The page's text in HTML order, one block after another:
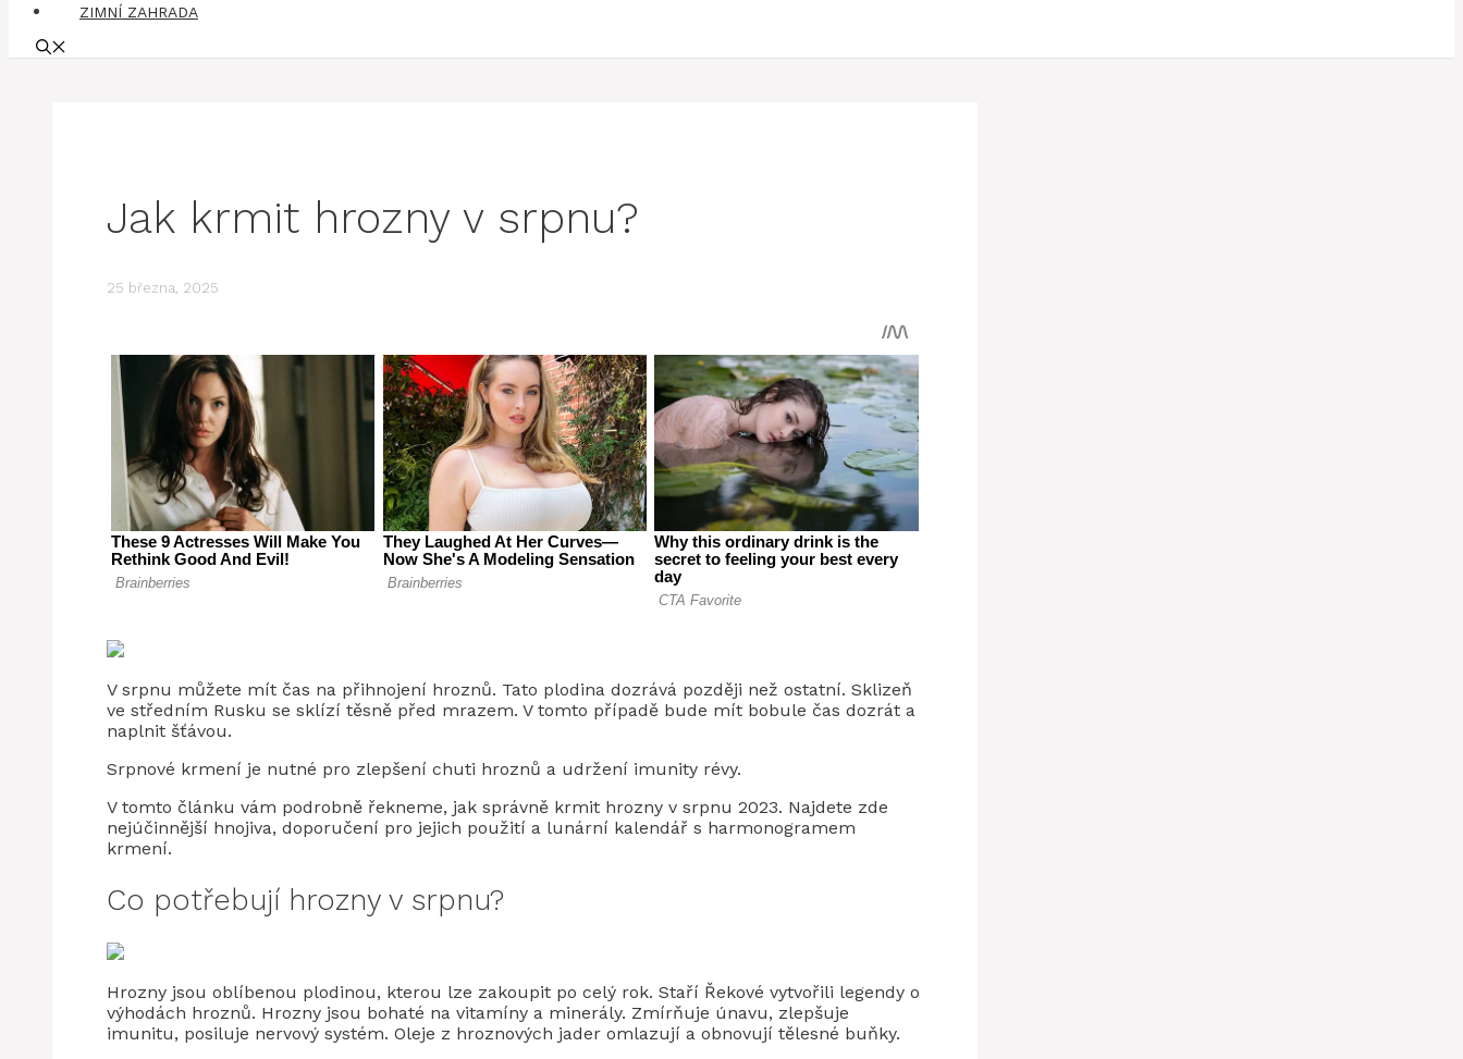
ZIMNÍ ZAHRADA
Jak krmit hrozny v srpnu?
25 března, 2025
V srpnu můžete mít čas na přihnojení hroznů. Tato plodina dozrává později než ostatní. Sklizeň
ve středním Rusku se sklízí těsně před mrazem. V tomto případě bude mít bobule čas dozrát a
naplnit šťávou.
Srpnové krmení je nutné pro zlepšení chuti hroznů a udržení imunity révy.
V tomto článku vám podrobně řekneme, jak správně krmit hrozny v srpnu 2023. Najdete zde
nejúčinnější hnojiva, doporučení pro jejich použití a lunární kalendář s harmonogramem
krmení.
Co potřebují hrozny v srpnu?
Hrozny jsou oblíbenou plodinou, kterou lze zakoupit po celý rok. Staří Řekové vytvořili legendy o
výhodách hroznů. Hrozny jsou bohaté na vitamíny a minerály. Zmírňuje únavu, zlepšuje
imunitu, posiluje nervový systém. Oleje z hroznových jader omlazují a obnovují tělesné buňky.